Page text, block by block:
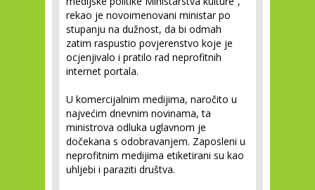
rekao je novoimenovani ministar po
stupanju na dužnost, da bi odmah
zatim raspustio povjerenstvo koje je
ocjenjivalo i pratilo rad neprofitnih
internet portala.
U komercijalnim medijima, naročito u
najvećim dnevnim novinama, ta
ministrova odluka uglavnom je
dočekana s odobravanjem. Zaposleni u
neprofitnim medijima etiketirani su kao
uhljebi i paraziti društva.